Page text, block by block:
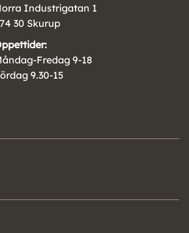
Industrigatan 1
30 Skurup
Fredag 9-18
9.30-15